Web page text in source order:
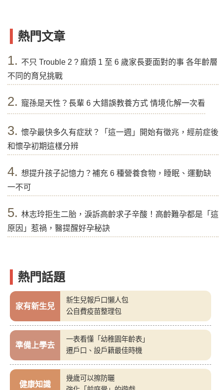
熱門文章
1. 不只 Trouble 2 ? 麻煩 1 至 6 歲家長要面對的事 各年齡層
不同的育兒挑戰
2. 寵孫是天性？長輩 6 大錯誤教養方式 情境化解一次看
3. 懷孕最快多久有症狀？「這一週」開始有徵兆，經前症後
和懷孕初期這樣分辨
4. 想提升孩子記憶力？補充 6 種營養食物，睡眠、運動缺
一不可
5. 林志玲拒生二胎，淚訴高齡求子辛酸！高齡難孕都是「這
原因」惹禍，醫提醒好孕秘訣
熱門話題
家有新生兒
新生兒報戶口懶人包
公自費疫苗整理包
準備上學去
一表看懂「幼稚園年齡表」
遷戶口、設戶籍最佳時機
健康知識
幾歲可以擦防曬